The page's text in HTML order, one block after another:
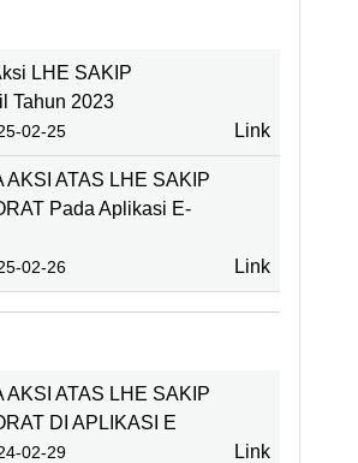
LHE SAKIP
Tahun 2023
02-25 Link
AKSI ATAS LHE SAKIP
Pada Aplikasi E-
02-26 Link
AKSI ATAS LHE SAKIP
DI APLIKASI E
02-29 Link